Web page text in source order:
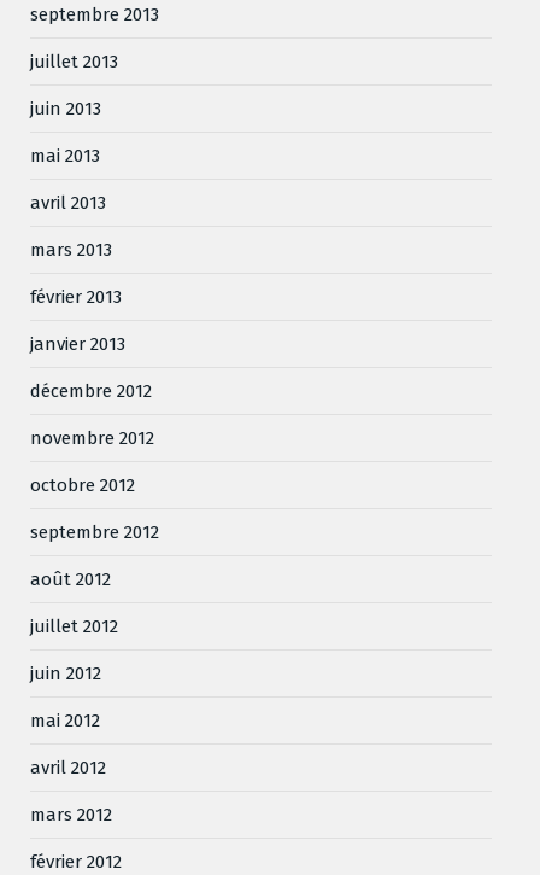
septembre 2013
juillet 2013
juin 2013
mai 2013
avril 2013
mars 2013
février 2013
janvier 2013
décembre 2012
novembre 2012
octobre 2012
septembre 2012
août 2012
juillet 2012
juin 2012
mai 2012
avril 2012
mars 2012
février 2012